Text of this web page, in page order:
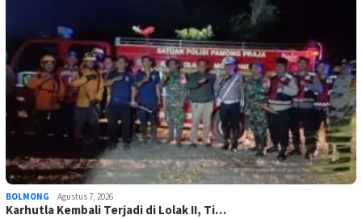
BOLMONG Agustus 7, 2026
Karhutla Kembali Terjadi di Lolak II, Ti…